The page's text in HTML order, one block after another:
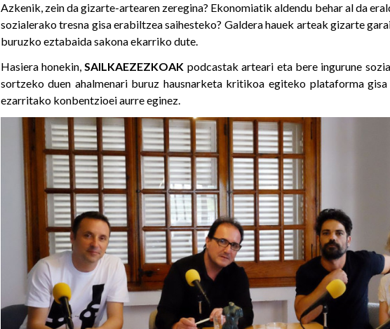
Azkenik, zein da gizarte-artearen zeregina? Ekonomiatik aldendu behar al da
sozialerako tresna gisa erabiltzea saihesteko? Galdera hauek arteak gizarte
buruzko eztabaida sakona ekarriko dute.
Hasiera honekin,SAILKAEZEZKOAK podcastak arteari eta bere ingurune
sortzeko duen ahalmenari buruz hausnarketa kritikoa egiteko plataforma
ezarritako konbentzioei aurre eginez.